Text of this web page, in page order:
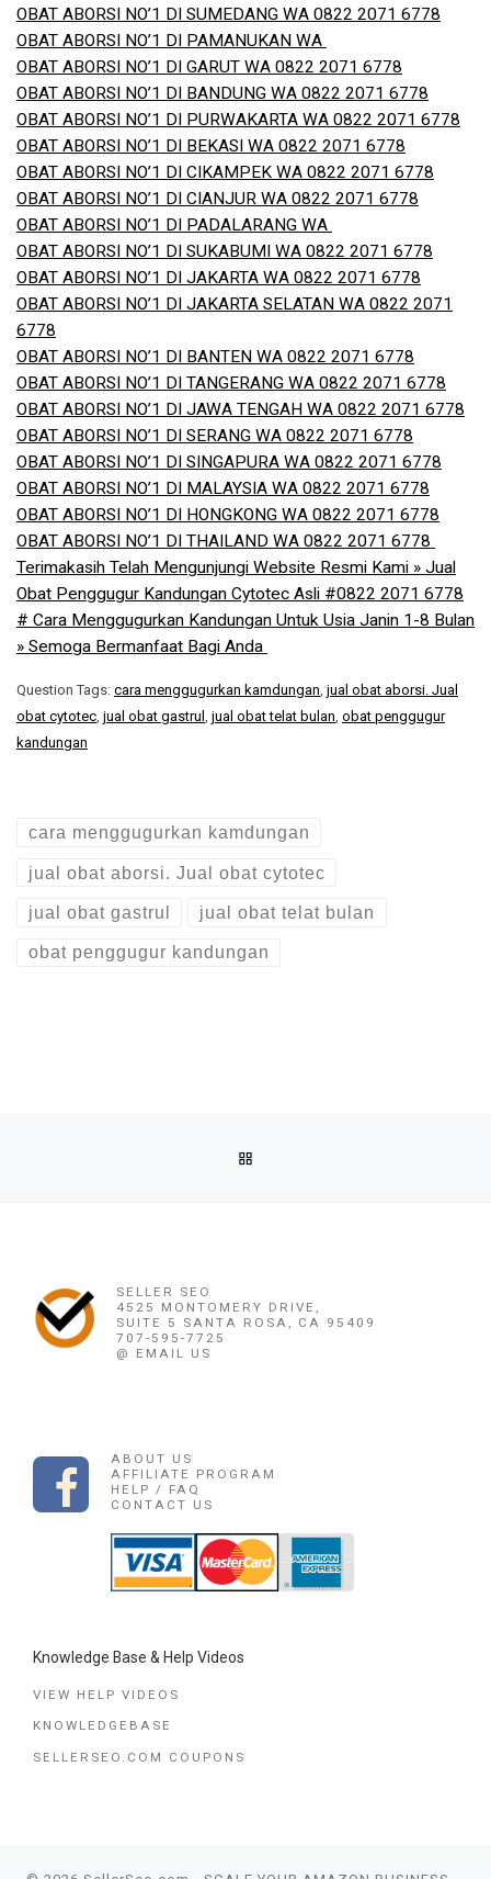
OBAT ABORSI NO’1 DI SUMEDANG WA 0822 2071 6778
OBAT ABORSI NO’1 DI PAMANUKAN WA
OBAT ABORSI NO’1 DI GARUT WA 0822 2071 6778
OBAT ABORSI NO’1 DI BANDUNG WA 0822 2071 6778
OBAT ABORSI NO’1 DI PURWAKARTA WA 0822 2071 6778
OBAT ABORSI NO’1 DI BEKASI WA 0822 2071 6778
OBAT ABORSI NO’1 DI CIKAMPEK WA 0822 2071 6778
OBAT ABORSI NO’1 DI CIANJUR WA 0822 2071 6778
OBAT ABORSI NO’1 DI PADALARANG WA
OBAT ABORSI NO’1 DI SUKABUMI WA 0822 2071 6778
OBAT ABORSI NO’1 DI JAKARTA WA 0822 2071 6778
OBAT ABORSI NO’1 DI JAKARTA SELATAN WA 0822 2071
6778
OBAT ABORSI NO’1 DI BANTEN WA 0822 2071 6778
OBAT ABORSI NO’1 DI TANGERANG WA 0822 2071 6778
OBAT ABORSI NO’1 DI JAWA TENGAH WA 0822 2071 6778
OBAT ABORSI NO’1 DI SERANG WA 0822 2071 6778
OBAT ABORSI NO’1 DI SINGAPURA WA 0822 2071 6778
OBAT ABORSI NO’1 DI MALAYSIA WA 0822 2071 6778
OBAT ABORSI NO’1 DI HONGKONG WA 0822 2071 6778
OBAT ABORSI NO’1 DI THAILAND WA 0822 2071 6778 ​
Terimakasih Telah Mengunjungi Website Resmi Kami » Jual
Obat Penggugur Kandungan Cytotec Asli #0822 2071 6778
# Cara Menggugurkan Kandungan Untuk Usia Janin 1-8 Bulan
» Semoga Bermanfaat Bagi Anda
Question Tags: cara menggugurkan kamdungan, jual obat aborsi. Jual
obat cytotec, jual obat gastrul , jual obat telat bulan, obat penggugur
kandungan
cara menggugurkan kamdungan
jual obat aborsi. Jual obat cytotec
jual obat gastrul jual obat telat bulan
obat penggugur kandungan
SELLER SEO
4525 MONTOMERY DRIVE,
SUITE 5 SANTA ROSA, CA 95409
707-595-7725
@ EMAIL US
ABOUT US
AFFILIATE PROGRAM
HELP / FAQ
CONTACT US
Knowledge Base & Help Videos
VIEW HELP VIDEOS
KNOWLEDGEBASE
SELLERSEO.COM COUPONS